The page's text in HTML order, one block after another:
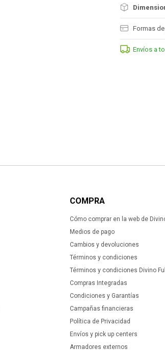
Formas
Envíos a
COMPRA
Cómo comprar en la web de
Medios de pago
Cambios y devoluciones
Términos y condiciones
Términos y condiciones Divino Full
Compras Integradas
Condiciones y Garantías
Campañas financieras
Política de Privacidad
Envíos y pick up centers
Armadores externos